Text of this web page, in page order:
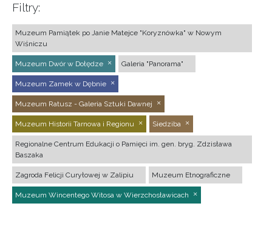
Filtry:
Muzeum Pamiątek po Janie Matejce "Koryznówka" w Nowym
Wiśniczu
Muzeum Dwór w Dołędze Galeria "Panorama"
Muzeum Zamek w Dębnie
Muzeum Ratusz - Galeria Sztuki Dawnej
Muzeum Historii Tarnowa i Regionu Siedziba
Regionalne Centrum Edukacji o Pamięci im. gen. bryg. Zdzisława
Baszaka
Zagroda Felicji Curyłowej w Zalipiu Muzeum Etnograficzne
Muzeum Wincentego Witosa w Wierzchosławicach